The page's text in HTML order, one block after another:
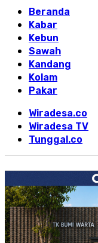
Beranda
Kabar
Kebun
Sawah
Kandang
Kolam
Pakar
Wiradesa.co
Wiradesa TV
Tunggal.co